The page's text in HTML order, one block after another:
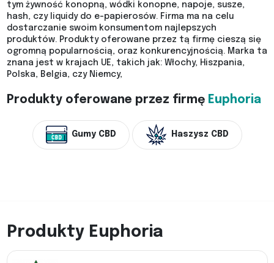
tym żywność konopną, wódki konopne, napoje, susze,
hash, czy liquidy do e-papierosów. Firma ma na celu
dostarczanie swoim konsumentom najlepszych
produktów. Produkty oferowane przez tą firmę cieszą się
ogromną popularnością, oraz konkurencyjnością. Marka ta
znana jest w krajach UE, takich jak: Włochy, Hiszpania,
Polska, Belgia, czy Niemcy,
Produkty oferowane przez firmę Euphoria
Gumy CBD Haszysz CBD
Produkty Euphoria